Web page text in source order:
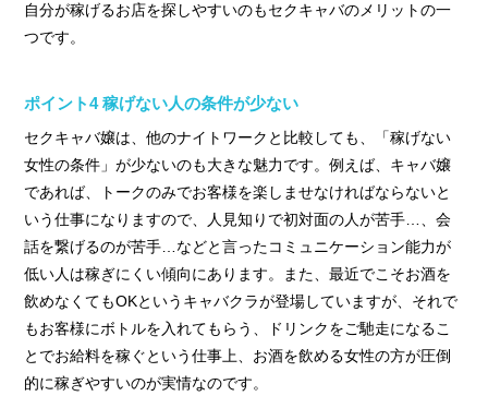
自分が稼げるお店を探しやすいのもセクキャバのメリットの一
つです。
ポイント4 稼げない人の条件が少ない
セクキャバ嬢は、他のナイトワークと比較しても、「稼げない
女性の条件」が少ないのも大きな魅力です。例えば、キャバ嬢
であれば、トークのみでお客様を楽しませなければならないと
いう仕事になりますので、人見知りで初対面の人が苦手…、会
話を繋げるのが苦手…などと言ったコミュニケーション能力が
低い人は稼ぎにくい傾向にあります。また、最近でこそお酒を
飲めなくてもOKというキャバクラが登場していますが、それで
もお客様にボトルを入れてもらう、ドリンクをご馳走になるこ
とでお給料を稼ぐという仕事上、お酒を飲める女性の方が圧倒
的に稼ぎやすいのが実情なのです。